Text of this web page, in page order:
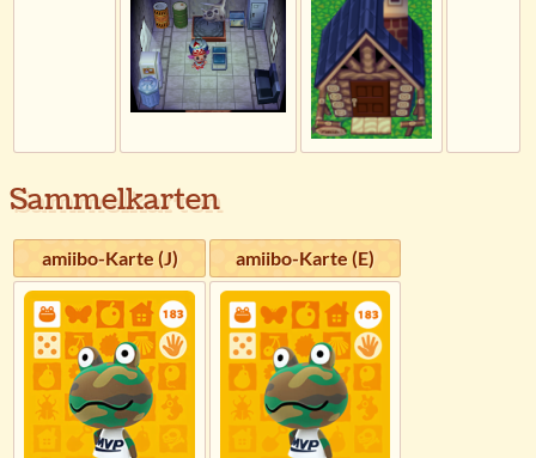
Sammelkarten
amiibo-Karte (J) amiibo-Karte (E)